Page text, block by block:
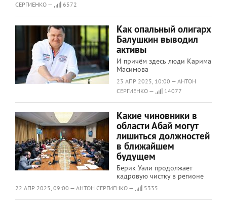
СЕРГИЕНКО —
6572
Как опальный олигарх
Балушкин выводил
активы
И причём здесь люди Карима
Масимова
23 АПР 2025, 10:00 — АНТОН
СЕРГИЕНКО —
14077
Какие чиновники в
области Абай могут
лишиться должностей
в ближайшем
будущем
Берик Уали продолжает
кадровую чистку в регионе
22 АПР 2025, 09:00 — АНТОН СЕРГИЕНКО — 5335